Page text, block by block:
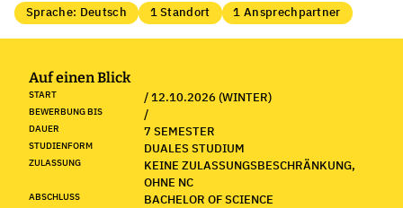
Sprache: Deutsch 1 Standort 1 Ansprechpartner
Auf einen Blick
START / 12.10.2026 (WINTER)
BEWERBUNG BIS /
DAUER 7 SEMESTER
STUDIENFORM DUALES STUDIUM
ZULASSUNG
KEINE ZULASSUNGSBESCHRÄNKUNG,
OHNE NC
ABSCHLUSS BACHELOR OF SCIENCE